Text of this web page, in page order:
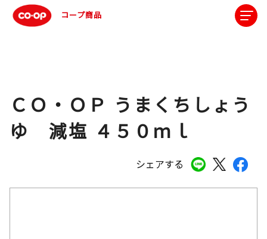
コープ商品
シェアする
ＣＯ・ＯＰ うまくちしょう
ゆ 減塩 ４５０ｍｌ